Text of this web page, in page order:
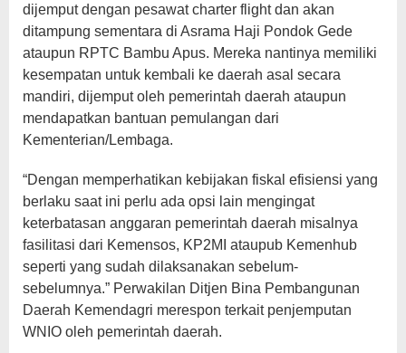
dijemput dengan pesawat charter flight dan akan
ditampung sementara di Asrama Haji Pondok Gede
ataupun RPTC Bambu Apus. Mereka nantinya memiliki
kesempatan untuk kembali ke daerah asal secara
mandiri, dijemput oleh pemerintah daerah ataupun
mendapatkan bantuan pemulangan dari
Kementerian/Lembaga.
“Dengan memperhatikan kebijakan fiskal efisiensi yang
berlaku saat ini perlu ada opsi lain mengingat
keterbatasan anggaran pemerintah daerah misalnya
fasilitasi dari Kemensos, KP2MI ataupub Kemenhub
seperti yang sudah dilaksanakan sebelum-
sebelumnya.” Perwakilan Ditjen Bina Pembangunan
Daerah Kemendagri merespon terkait penjemputan
WNIO oleh pemerintah daerah.